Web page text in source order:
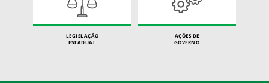
LEGISLAÇÃO
ESTADUAL
AÇÕES DE
GOVERNO